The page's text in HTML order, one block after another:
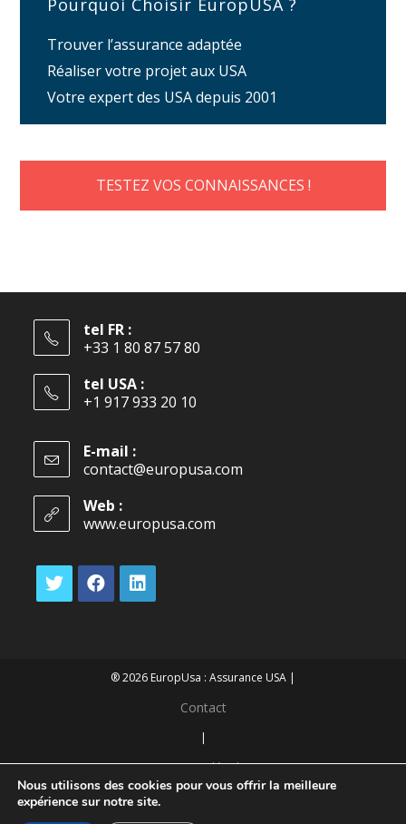
Trouver l’assurance adaptée
Réaliser votre projet aux USA
Votre expert des USA depuis 2001
TESTEZ VOS CONNAISSANCES !
tel FR :
+33 1 80 87 57 80
tel USA :
+1 917 933 20 10
E-mail :
contact@europusa.com
Web :
www.europusa.com
® 2026 EuropUsa : Assurance USA |
Contact
|
Mentions légales
Nous utilisons des cookies pour vous offrir la meilleure
expérience sur notre site.